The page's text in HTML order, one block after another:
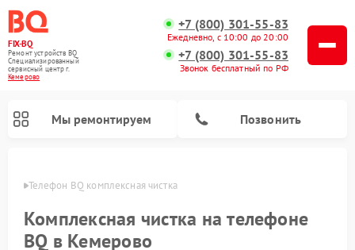
FIX-BQ
Ремонт устройств BQ
Специализированный
cервисный центр г.
Кемерово
+7 (800) 301-55-83
Ежедневно, с 10:00 до 20:00
+7 (800) 301-55-83
Звонок бесплатный по РФ
Мы ремонтируем Позвонить
Телефон BQ комплексная чистка
Комплексная чистка на телефоне
BQ в Кемерово